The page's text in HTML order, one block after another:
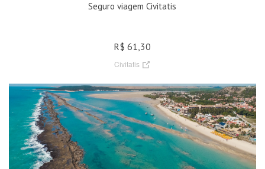
Seguro viagem Civitatis
R$ 61,30
Civitatis